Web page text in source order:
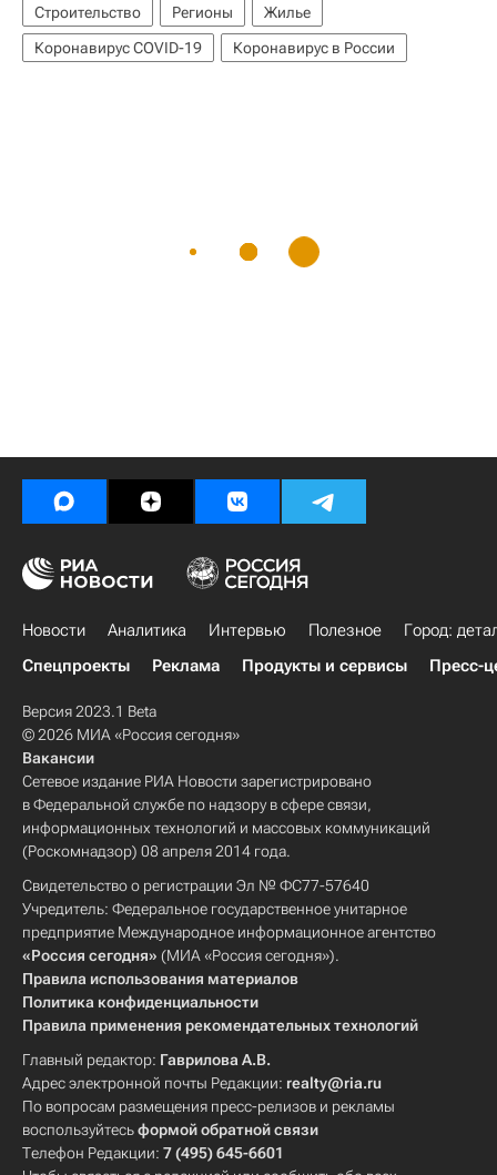
Строительство
Регионы
Жилье
Коронавирус COVID-19
Коронавирус в России
Новости Аналитика Интервью Полезное
Город:
Спецпроекты
Реклама Продукты и сервисы Пресс-
Версия 2023.1 Beta
© 2026 МИА «Россия сегодня»
Вакансии
Сетевое издание РИА Новости зарегистрировано
в Федеральной службе по надзору в сфере связи,
информационных технологий и массовых коммуникаций
(Роскомнадзор) 08 апреля 2014 года.
Свидетельство о регистрации Эл № ФС77-57640
Учредитель: Федеральное государственное унитарное
предприятие Международное информационное агентство
«Россия сегодня» (МИА «Россия сегодня»).
Правила использования материалов
Политика конфиденциальности
Правила применения рекомендательных технологий
Главный редактор: Гаврилова А.В.
Адрес электронной почты Редакции: realty@ria.ru
По вопросам размещения пресс-релизов и рекламы
воспользуйтесьформой обратной связи
Телефон Редакции: 7 (495) 645-6601